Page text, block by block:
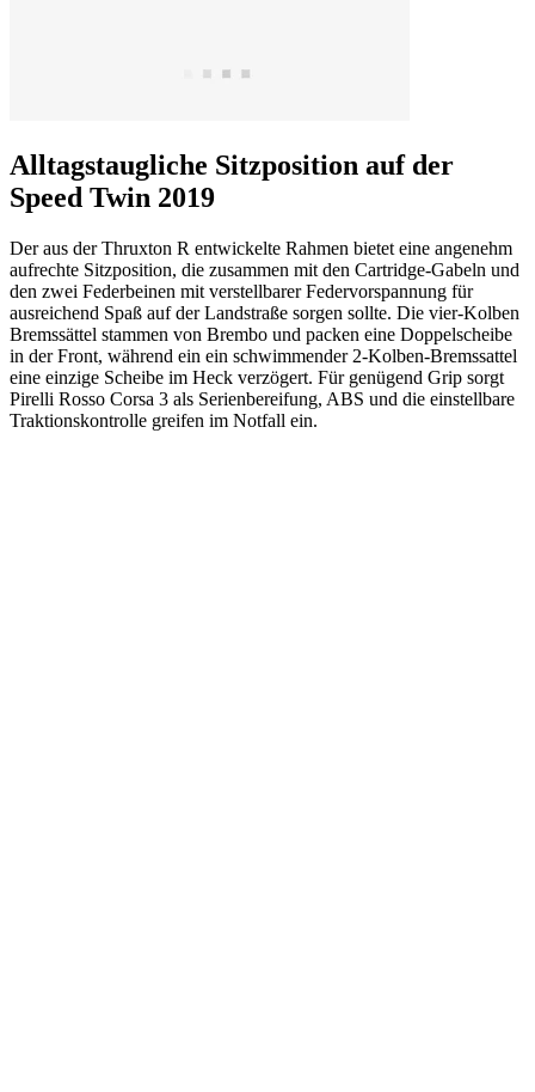
Alltagstaugliche Sitzposition auf der
Speed Twin 2019
Der aus der Thruxton R entwickelte Rahmen bietet eine angenehm
aufrechte Sitzposition, die zusammen mit den Cartridge-Gabeln und
den zwei Federbeinen mit verstellbarer Federvorspannung für
ausreichend Spaß auf der Landstraße sorgen sollte. Die vier-Kolben
Bremssättel stammen von Brembo und packen eine Doppelscheibe
in der Front, während ein ein schwimmender 2-Kolben-Bremssattel
eine einzige Scheibe im Heck verzögert. Für genügend Grip sorgt
Pirelli Rosso Corsa 3 als Serienbereifung, ABS und die einstellbare
Traktionskontrolle greifen im Notfall ein.